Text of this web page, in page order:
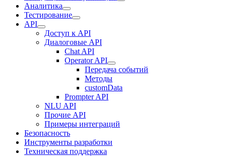
Аналитика
Тестирование
API
Доступ к API
Диалоговые API
Chat API
Operator API
Передача событий
Методы
customData
Prompter API
NLU API
Прочие API
Примеры интеграций
Безопасность
Инструменты разработки
Техническая поддержка